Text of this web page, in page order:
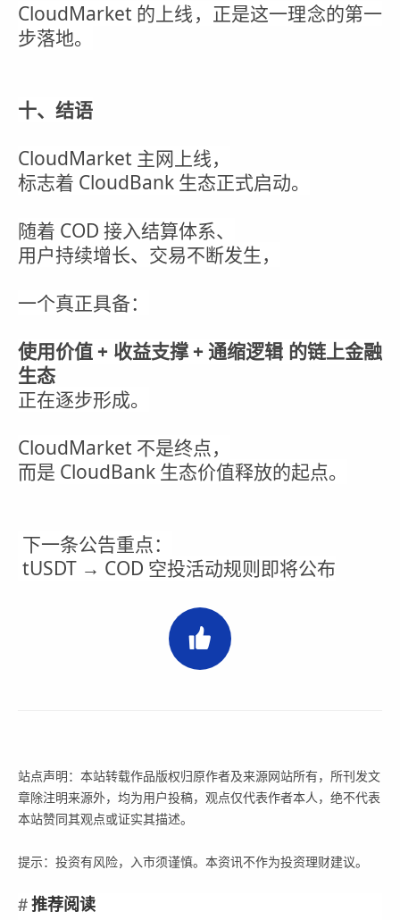
CloudMarket 的上线，正是这一理念的第一
步落地。
十、结语
CloudMarket 主网上线，
标志着 CloudBank 生态正式启动。
随着 COD 接入结算体系、
用户持续增长、交易不断发生，
一个真正具备：
使用价值 + 收益支撑 + 通缩逻辑 的链上金融
生态
正在逐步形成。
CloudMarket 不是终点，
而是 CloudBank 生态价值释放的起点。
下一条公告重点：
tUSDT → COD 空投活动规则即将公布
站点声明：本站转载作品版权归原作者及来源网站所有，所刊发文
章除注明来源外，均为用户投稿，观点仅代表作者本人，绝不代表
本站赞同其观点或证实其描述。
提示：投资有风险，入市须谨慎。本资讯不作为投资理财建议。
推荐阅读